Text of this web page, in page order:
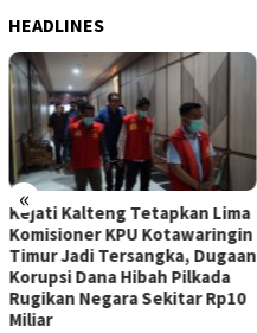
HEADLINES
«
Kejati Kalteng Tetapkan Lima
Komisioner KPU Kotawaringin
Timur Jadi Tersangka, Dugaan
Korupsi Dana Hibah Pilkada
Rugikan Negara Sekitar Rp10
Miliar